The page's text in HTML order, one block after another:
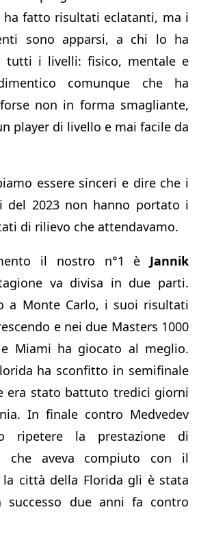
ha fatto risultati eclatanti, ma i
sono apparsi, a chi lo ha
tutti i livelli: fisico, mentale e
comunque che ha
non in forma smagliante,
player di livello e mai facile da
essere sinceri e dire che i
del 2023 non hanno portato i
di rilievo che attendavamo.
il nostro n°1 è Jannik
va divisa in due parti.
a Monte Carlo, i suoi risultati
e nei due Masters 1000
Miami ha giocato al meglio.
ha sconfitto in semifinale
era stato battuto tredici giorni
In finale contro Medvedev
ripetere la prestazione di
che aveva compiuto con il
città della Florida gli è stata
successo due anni fa contro